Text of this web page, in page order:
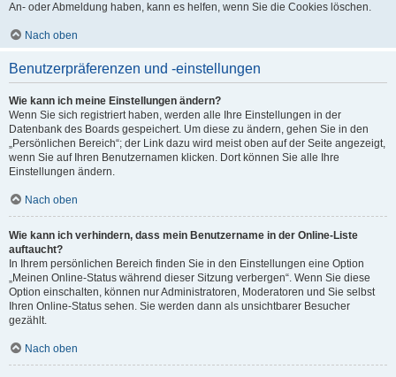
An- oder Abmeldung haben, kann es helfen, wenn Sie die Cookies löschen.
Nach oben
Benutzerpräferenzen und -einstellungen
Wie kann ich meine Einstellungen ändern?
Wenn Sie sich registriert haben, werden alle Ihre Einstellungen in der
Datenbank des Boards gespeichert. Um diese zu ändern, gehen Sie in den
„Persönlichen Bereich“; der Link dazu wird meist oben auf der Seite angezeigt,
wenn Sie auf Ihren Benutzernamen klicken. Dort können Sie alle Ihre
Einstellungen ändern.
Nach oben
Wie kann ich verhindern, dass mein Benutzername in der Online-Liste
auftaucht?
In Ihrem persönlichen Bereich finden Sie in den Einstellungen eine Option
„Meinen Online-Status während dieser Sitzung verbergen“. Wenn Sie diese
Option einschalten, können nur Administratoren, Moderatoren und Sie selbst
Ihren Online-Status sehen. Sie werden dann als unsichtbarer Besucher
gezählt.
Nach oben